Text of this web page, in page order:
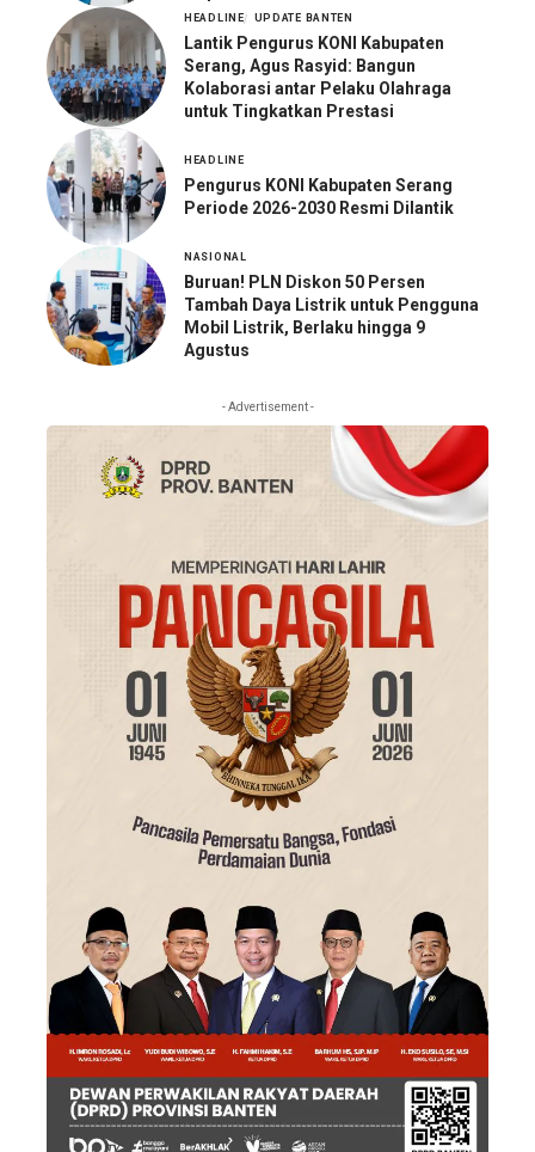
HEADLINE UPDATE BANTEN
Lantik Pengurus KONI Kabupaten
Serang, Agus Rasyid: Bangun
Kolaborasi antar Pelaku Olahraga
untuk Tingkatkan Prestasi
HEADLINE
Pengurus KONI Kabupaten Serang
Periode 2026-2030 Resmi Dilantik
NASIONAL
Buruan! PLN Diskon 50 Persen
Tambah Daya Listrik untuk Pengguna
Mobil Listrik, Berlaku hingga 9
Agustus
- Advertisement -